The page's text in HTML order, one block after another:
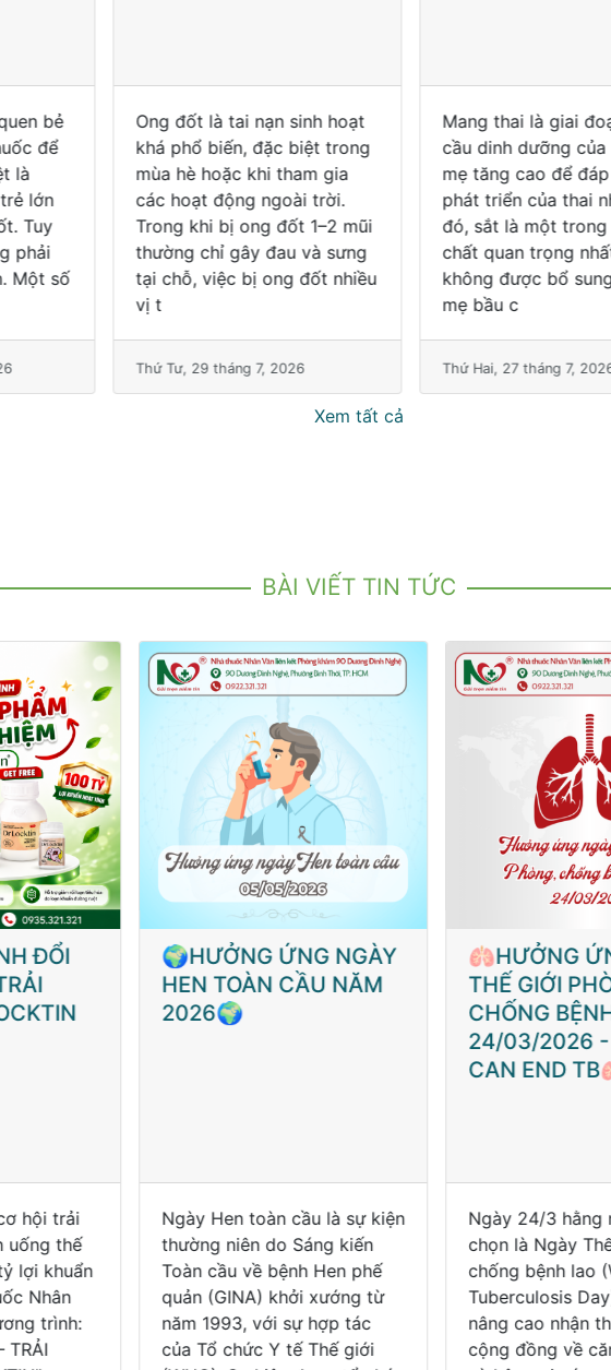
Ong đốt là tai nạn sinh hoạt
khá phổ biến, đặc biệt trong
mùa hè hoặc khi tham gia
các hoạt động ngoài trời.
Trong khi bị ong đốt 1–2 mũi
thường chỉ gây đau và sưng
tại chỗ, việc bị ong đốt nhiều
Thứ Tư, 29 tháng 7, 2026
Mang thai là giai đoạn nhu
cầu dinh dưỡng của người
mẹ tăng cao để đáp ứng sự
phát triển của thai nhi. Trong
đó, sắt là một trong những vi
chất quan trọng nhất. Nếu
không được bổ sung đầy đủ,
mẹ bầu c
Thứ Hai, 27 tháng 7, 2026
Xem tất cả
BÀI VIẾT TIN TỨC
🌍HƯỞNG ỨNG NGÀY
HEN TOÀN CẦU NĂM
2026🌍
Ngày Hen toàn cầu là sự kiện
thường niên do Sáng kiến
Toàn cầu về bệnh Hen phế
quản (GINA) khởi xướng từ
năm 1993, với sự hợp tác
của Tổ chức Y tế Thế giới
🫁HƯỞNG ỨNG NGÀY
THẾ GIỚI PHÒNG
CHỐNG BỆNH LAO
24/03/2026 - YES! WE
CAN END TB🫁
Ngày 24/3 hằng năm được
chọn là Ngày Thế giới phòng
chống bệnh lao (World
Tuberculosis Day) nhằm
nâng cao nhận thức của
cộng đồng về căn bệnh lao